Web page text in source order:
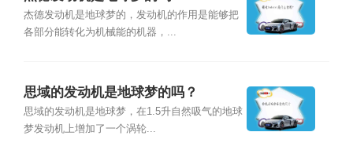
杰德发动机是地球梦的，发动机的作用是能够把
各部分能转化为机械能的机器，...
思域的发动机是地球梦的吗？
思域的发动机是地球梦，在1.5升自然吸气的地球
梦发动机上增加了一个涡轮...